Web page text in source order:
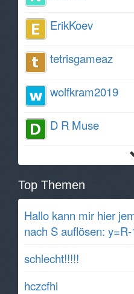
ErikKoev
tetrisgameaz
wolfkram2019
D R Muse
Top Themen
Hallo kann mir hier
nach S auflösen:
schlecht!!!!!
hczcfhi